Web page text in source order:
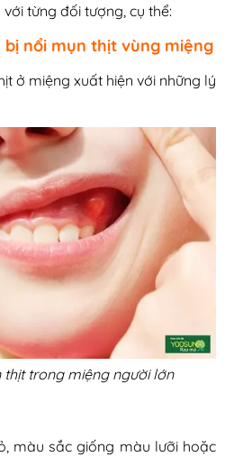
từng đối tượng, cụ thể:
bị nổi mụn thịt vùng miệng
ở miệng xuất hiện với những lý
thịt trong miệng người lớn
màu sắc giống màu lưỡi hoặc